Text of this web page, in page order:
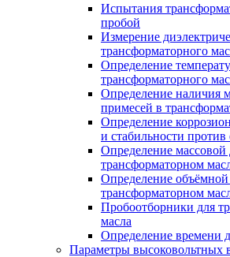
Испытания
пробой
Измерение
трансформаторного
Определение
трансформаторного
Определение наличия
примесей в
Определение
и стабильности против
Определение массовой
трансформаторном
Определение объёмной
трансформаторном
Пробоотборники для
масла
Определение времени
Параметры высоковольтных